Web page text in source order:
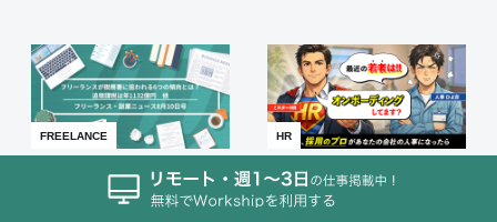
FREELANCE
フリーランスが税務署に狙わ
れる6つの傾向とは？追徴課
HR
若手の早期離職を防ぐには？
離職率を改善するオンボーデ